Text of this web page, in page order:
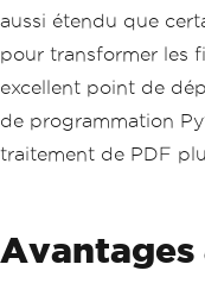
aussi étendu que
pour transformer les
excellent point de
de programmation
traitement de PDF
Avantages